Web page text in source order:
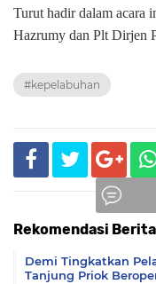
Turut hadir dalam acara
Hazrumy dan Plt Dirjen
#kepelabuhan
Rekomendasi
Demi Tingkatkan
Tanjung Priok